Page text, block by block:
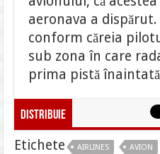
aeronava a
conform căreia
sub zona în care
prima pistă
Distribuie
Etichete AIRLINES AVION